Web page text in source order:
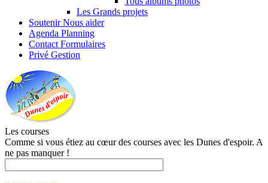
Les Grands projets
Soutenir Nous aider
Agenda Planning
Contact Formulaires
Privé Gestion
Les courses
Comme si vous étiez au cœur des courses avec les Dunes d'espoir. A
ne pas manquer !